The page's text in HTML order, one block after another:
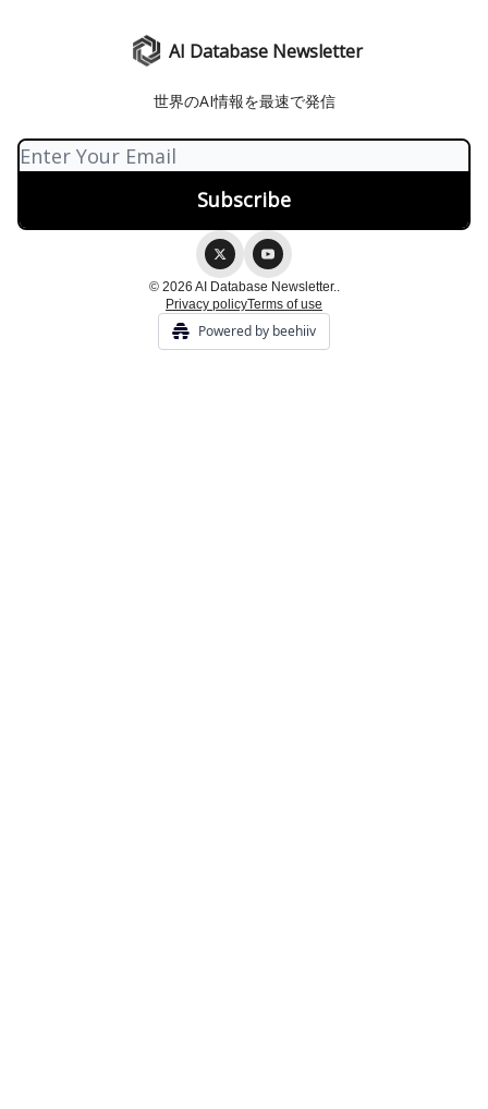
AI Database Newsletter
世界のAI情報を最速で発信
© 2026 AI Database Newsletter..
Privacy policyTerms of use
Powered by beehiiv